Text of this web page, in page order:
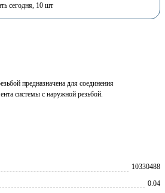
сегодня, 10 шт
предназначена для соединения
системы с наружной резьбой.
10330488
0.04